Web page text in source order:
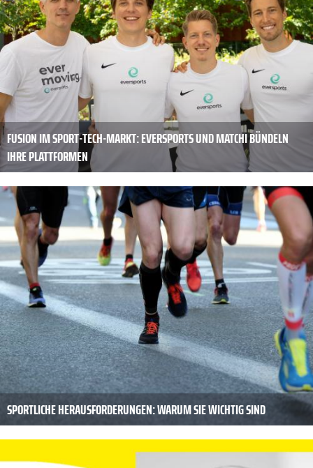
FUSION IM SPORT-TECH-MARKT: EVERSPORTS UND MATCHI BÜNDELN
IHRE PLATTFORMEN
SPORTLICHE HERAUSFORDERUNGEN: WARUM SIE WICHTIG SIND